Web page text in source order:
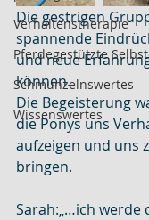
Verhaltenstherapie
Pferdegestützte
Schmunzelnswertes
Wissenswertes
Die gestrigen
spannende
und neue
können.
Die Begeisterung
die Ponys uns
aufzeigen und uns
bringen.
Sarah:„…ich werde